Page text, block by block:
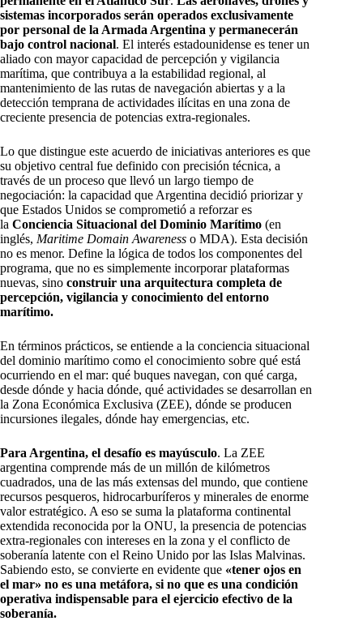
sistemas incorporados serán operados exclusivamente
por personal de la Armada Argentina y permanecerán
bajo control nacional. El interés estadounidense es tener un
aliado con mayor capacidad de percepción y vigilancia
marítima, que contribuya a la estabilidad regional, al
mantenimiento de las rutas de navegación abiertas y a la
detección temprana de actividades ilícitas en una zona de
creciente presencia de potencias extra-regionales.
Lo que distingue este acuerdo de iniciativas anteriores es que
su objetivo central fue definido con precisión técnica, a
través de un proceso que llevó un largo tiempo de
negociación: la capacidad que Argentina decidió priorizar y
que Estados Unidos se comprometió a reforzar es
la Conciencia Situacional del Dominio Marítimo (en
inglés, Maritime Domain Awareness o MDA). Esta decisión
no es menor. Define la lógica de todos los componentes del
programa, que no es simplemente incorporar plataformas
nuevas, sino construir una arquitectura completa de
percepción, vigilancia y conocimiento del entorno
marítimo.​
En términos prácticos, se entiende a la conciencia situacional
del dominio marítimo como el conocimiento sobre qué está
ocurriendo en el mar: qué buques navegan, con qué carga,
desde dónde y hacia dónde, qué actividades se desarrollan en
la Zona Económica Exclusiva (ZEE), dónde se producen
incursiones ilegales, dónde hay emergencias, etc.​
Para Argentina, el desafío es mayúsculo. La ZEE
argentina comprende más de un millón de kilómetros
cuadrados, una de las más extensas del mundo, que contiene
recursos pesqueros, hidrocarburíferos y minerales de enorme
valor estratégico. A eso se suma la plataforma continental
extendida reconocida por la ONU, la presencia de potencias
extra-regionales con intereses en la zona y el conflicto de
soberanía latente con el Reino Unido por las Islas Malvinas.
Sabiendo esto, se convierte en evidente que «tener ojos en
el mar» no es una metáfora, si no que es una condición
operativa indispensable para el ejercicio efectivo de la
soberanía.